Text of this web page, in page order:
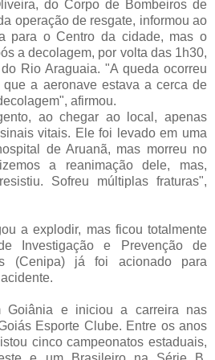
do Corpo de Bombeiros de
operação de resgate, informou ao
para o Centro da cidade, mas o
a decolagem, por volta das 1h30,
Rio Araguaia. "A queda ocorreu
a aeronave estava a cerca de
afirmou.
ao chegar ao local, apenas
vitais. Ele foi levado em uma
de Aruanã, mas morreu no
a reanimação dele, mas,
Sofreu múltiplas fraturas",
a explodir, mas ficou totalmente
Investigação e Prevenção de
(Cenipa) já foi acionado para
Goiânia e iniciou a carreira nas
Esporte Clube. Entre os anos
cinco campeonatos estaduais,